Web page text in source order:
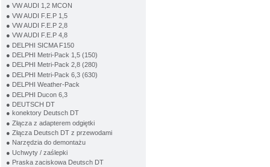
● VW AUDI 1,2 MCON
● VW AUDI F.E.P 1,5
● VW AUDI F.E.P 2,8
● VW AUDI F.E.P 4,8
● DELPHI SICMA F150
● DELPHI Metri-Pack 1,5 (150)
● DELPHI Metri-Pack 2,8 (280)
● DELPHI Metri-Pack 6,3 (630)
● DELPHI Weather-Pack
● DELPHI Ducon 6,3
● DEUTSCH DT
● konektory Deutsch DT
● Złącza z adapterem odgiętki
● Złącza Deutsch DT z przewodami
● Narzędzia do demontażu
● Uchwyty / zaślepki
● Praska zaciskowa Deutsch DT